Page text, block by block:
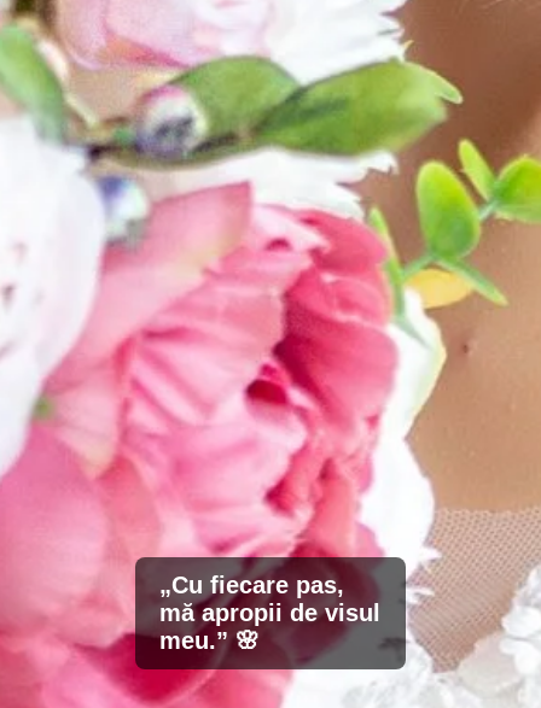
„Cu fiecare pas,
mă apropii de visul
meu.” 🌸